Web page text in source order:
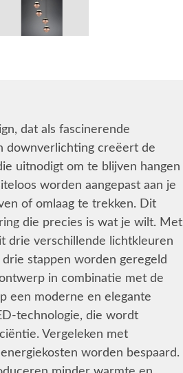
dat als fascinerende
downverlichting creëert de
uitnodigt om te blijven hangen
worden aangepast aan je
of omlaag te trekken. Dit
die precies is wat je wilt. Met
drie verschillende lichtkleuren
stappen worden geregeld
in combinatie met de
een moderne en elegante
technologie, die wordt
Vergeleken met
worden bespaard.